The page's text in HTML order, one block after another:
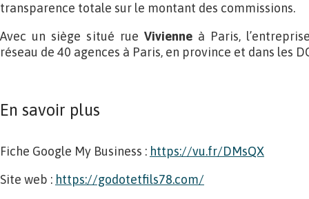
transparence totale sur le montant des commissions.
Avec un siège situé rue Vivienneà Paris,
réseau de 40 agences à Paris, en province et dans les
En savoir plus
Fiche Google My Business : https://vu.fr/DMsQX
Site web : https://godotetfils78.com/